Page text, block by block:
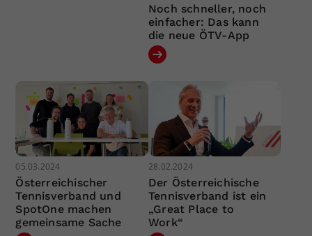
Noch schneller, noch
einfacher: Das kann
die neue ÖTV-App
05.03.2024
Österreichischer
Tennisverband und
SpotOne machen
gemeinsame Sache
28.02.2024
Der Österreichische
Tennisverband ist ein
„Great Place to
Work“